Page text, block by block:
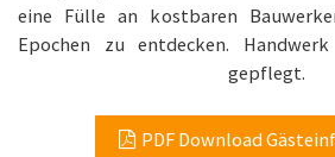
eine Fülle an kostbaren
Epochen zu entdecken.
gepflegt.
PDF Download